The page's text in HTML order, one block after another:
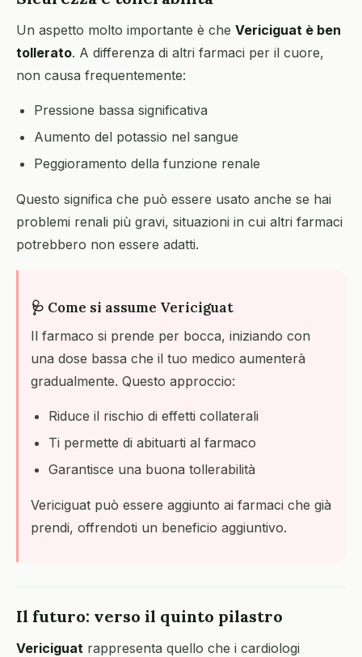
Un aspetto molto importante è che Vericiguat è ben
tollerato. A differenza di altri farmaci per il cuore,
non causa frequentemente:
Pressione bassa significativa
Aumento del potassio nel sangue
Peggioramento della funzione renale
Questo significa che può essere usato anche se hai
problemi renali più gravi, situazioni in cui altri farmaci
potrebbero non essere adatti.
🩺 Come si assume Vericiguat
Il farmaco si prende per bocca, iniziando con
una dose bassa che il tuo medico aumenterà
gradualmente. Questo approccio:
Riduce il rischio di effetti collaterali
Ti permette di abituarti al farmaco
Garantisce una buona tollerabilità
Vericiguat può essere aggiunto ai farmaci che già
prendi, offrendoti un beneficio aggiuntivo.
Il futuro: verso il quinto pilastro
Vericiguat rappresenta quello che i cardiologi